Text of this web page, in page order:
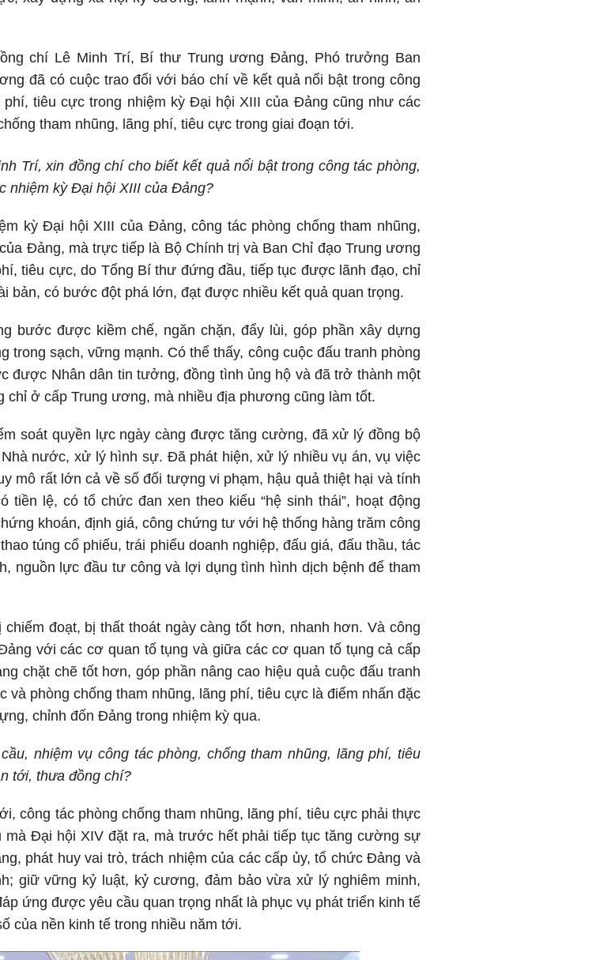
chí Lê Minh Trí, Bí thư Trung ương Đảng, Phó trưởng Ban
đã có cuộc trao đổi với báo chí về kết quả nổi bật trong công
phí, tiêu cực trong nhiệm kỳ Đại hội XIII của Đảng cũng như các
tham nhũng, lãng phí, tiêu cực trong giai đoạn tới.
Trí, xin đồng chí cho biết kết quả nổi bật trong công tác phòng,
nhiệm kỳ Đại hội XIII của Đảng?
kỳ Đại hội XIII của Đảng, công tác phòng chống tham nhũng,
Đảng, mà trực tiếp là Bộ Chính trị và Ban Chỉ đạo Trung ương
tiêu cực, do Tổng Bí thư đứng đầu, tiếp tục được lãnh đạo, chỉ
bản, có bước đột phá lớn, đạt được nhiều kết quả quan trọng.
bước được kiềm chế, ngăn chặn, đẩy lùi, góp phần xây dựng
trong sạch, vững mạnh. Có thể thấy, công cuộc đấu tranh phòng
được Nhân dân tin tưởng, đồng tình ủng hộ và đã trở thành một
chỉ ở cấp Trung ương, mà nhiều địa phương cũng làm tốt.
soát quyền lực ngày càng được tăng cường, đã xử lý đồng bộ
nước, xử lý hình sự. Đã phát hiện, xử lý nhiều vụ án, vụ việc
mô rất lớn cả về số đối tượng vi phạm, hậu quả thiệt hại và tính
tiền lệ, có tổ chức đan xen theo kiểu “hệ sinh thái”, hoạt động
khoán, định giá, công chứng tư với hệ thống hàng trăm công
túng cổ phiếu, trái phiếu doanh nghiệp, đấu giá, đấu thầu, tác
nguồn lực đầu tư công và lợi dụng tình hình dịch bệnh để tham
đoạt, bị thất thoát ngày càng tốt hơn, nhanh hơn. Và công
với các cơ quan tố tụng và giữa các cơ quan tố tụng cả cấp
chặt chẽ tốt hơn, góp phần nâng cao hiệu quả cuộc đấu tranh
và phòng chống tham nhũng, lãng phí, tiêu cực là điểm nhấn đặc
chỉnh đốn Đảng trong nhiệm kỳ qua.
nhiệm vụ công tác phòng, chống tham nhũng, lãng phí, tiêu
tới, thưa đồng chí?
công tác phòng chống tham nhũng, lãng phí, tiêu cực phải thực
mà Đại hội XIV đặt ra, mà trước hết phải tiếp tục tăng cường sự
phát huy vai trò, trách nhiệm của các cấp ủy, tổ chức Đảng và
giữ vững kỷ luật, kỷ cương, đảm bảo vừa xử lý nghiêm minh,
ứng được yêu cầu quan trọng nhất là phục vụ phát triển kinh tế
của nền kinh tế trong nhiều năm tới.